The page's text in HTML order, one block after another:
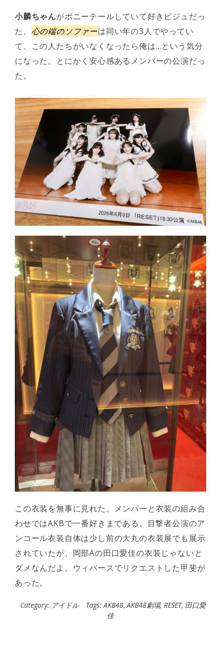
小麟ちゃんがポニーテールしていて好きビジュだっ
た。 心の端のソファーは同い年の3人でやってい
て、この人たちがいなくなったら俺は…という気分
になった。とにかく安心感あるメンバーの公演だっ
た。
この衣装を無事に見れた。メンバーと衣装の組み合
わせではAKBで一番好きまである。目撃者公演のア
ンコール衣装自体は少し前の大丸の衣装展でも展示
されていたが、岡部Aの田口愛佳の衣装じゃないと
ダメなんだよ。ウィバースでリクエストした甲斐が
あった。
Category: アイドル Tags:AKB48,AKB48劇場, RESET, 田口愛
佳